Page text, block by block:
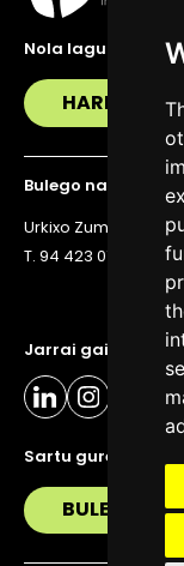
Jarrai gaitzazu
Sartu gure
BULETIN
Nola lagundu
Bulego nagusia
Urkixo Zumarkalea
T. 94 423 07 43